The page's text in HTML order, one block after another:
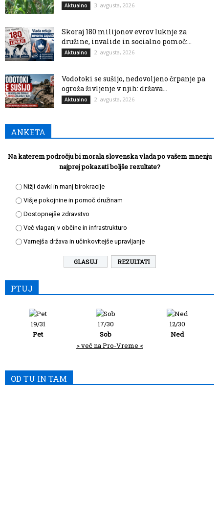
Aktualno 3. avgusta, 2026
Skoraj 180 milijonov evrov luknje za
družine, invalide in socialno pomoč:...
Aktualno 2. avgusta, 2026
Vodotoki se sušijo, nedovoljeno črpanje pa
ogroža življenje v njih: država...
Aktualno 2. avgusta, 2026
ANKETA
Na katerem področju bi morala slovenska vlada po vašem mnenju
najprej pokazati boljše rezultate?
Nižji davki in manj birokracije
Višje pokojnine in pomoč družinam
Dostopnejše zdravstvo
Več vlaganj v občine in infrastrukturo
Varnejša država in učinkovitejše upravljanje
REZULTATI
PTUJ
19/31
Pet
17/30
Sob
12/30
Ned
> več na Pro-Vreme <
OD TU IN TAM